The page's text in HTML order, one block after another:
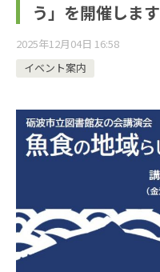
う」を開催します
2025年12月04日 16:58
イベント案内